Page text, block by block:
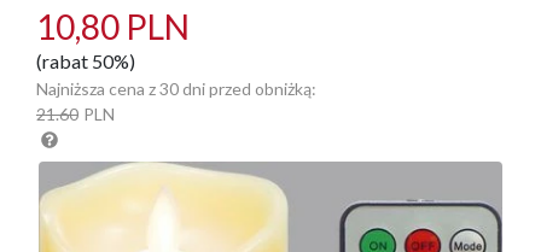
10,80 PLN
(rabat 50%)
Najniższa cena z 30 dni przed obniżką:
21.60 PLN